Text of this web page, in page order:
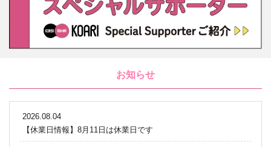
お知らせ
2026.08.04
【休業日情報】8月11日は休業日です